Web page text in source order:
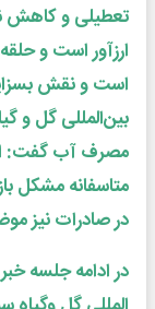
تعطیلی و کاهش
ارزآور است و
است و نقش
بین‌المللی گل و
مصرف آب گفت:
متاسفانه مشکل
در صادرات نیز
در ادامه جلسه